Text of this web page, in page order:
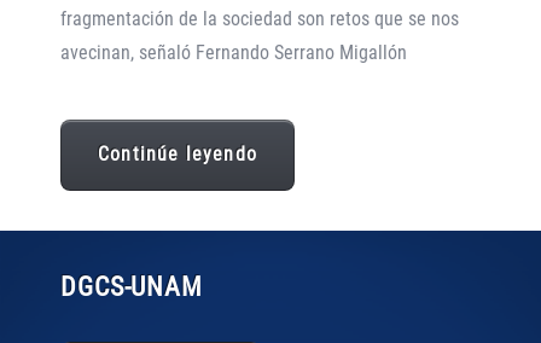
fragmentación de la sociedad son retos que se nos
avecinan, señaló Fernando Serrano Migallón
Continúe leyendo
DGCS-UNAM